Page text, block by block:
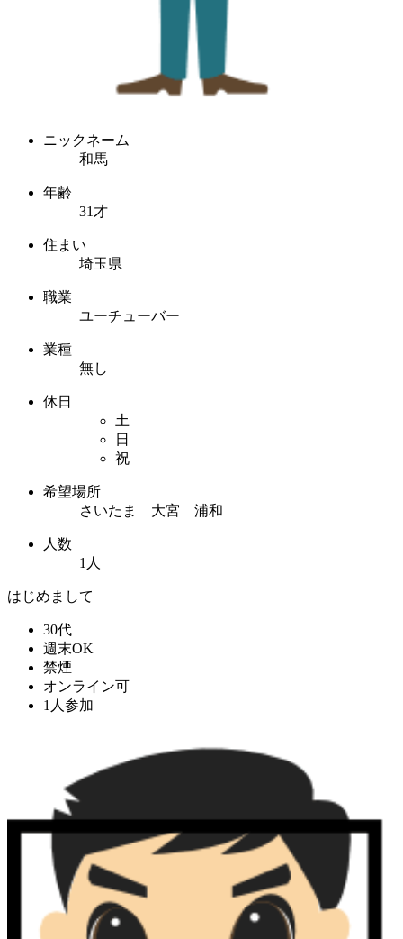
ニックネーム
和馬
年齢
31才
住まい
埼玉県
職業
ユーチューバー
業種
無し
休日
土
日
祝
希望場所
さいたま 大宮 浦和
人数
1人
はじめまして
30代
週末OK
禁煙
オンライン可
1人参加